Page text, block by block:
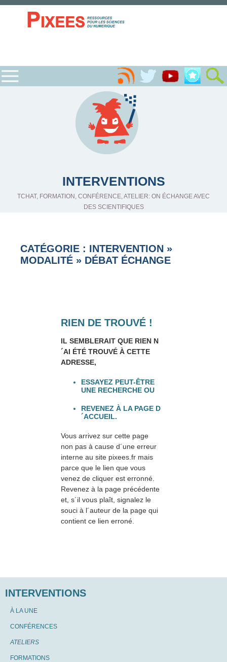
INTERVENTIONS
TCHAT, FORMATION, CONFÉRENCE, ATELIER: ON ÉCHANGE AVEC
DES SCIENTIFIQUES
CATÉGORIE : INTERVENTION »
MODALITÉ » DÉBAT ÉCHANGE
RIEN DE TROUVÉ !
IL SEMBLERAIT QUE RIEN N
´AI ÉTÉ TROUVÉ À CETTE
ADRESSE,
ESSAYEZ PEUT-ÊTRE
UNE RECHERCHE OU
REVENEZ À LA PAGE D
´ACCUEIL.
Vous arrivez sur cette page
non pas à cause d´une erreur
interne au site pixees.fr mais
parce que le lien que vous
venez de cliquer est erronné.
Revenez à la page précédente
et, s´il vous plaît, signalez le
souci à l´auteur de la page qui
contient ce lien erroné.
INTERVENTIONS
À LA UNE
CONFÉRENCES
ATELIERS
FORMATIONS